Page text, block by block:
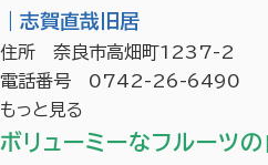
｜志賀直哉旧居
住所 奈良市高畑町1237-2
電話番号 0742-26-6490
もっと見る
ボリューミーなフルーツ